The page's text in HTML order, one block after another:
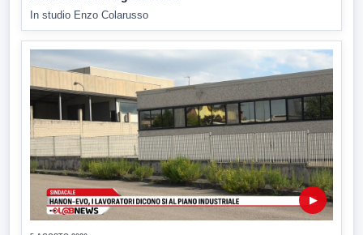
In studio Enzo Colarusso
▶